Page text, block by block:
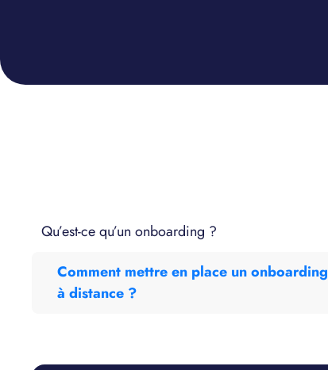
Qu’est-ce qu’un onboarding ?
Comment mettre en place un onboarding
à distance ?